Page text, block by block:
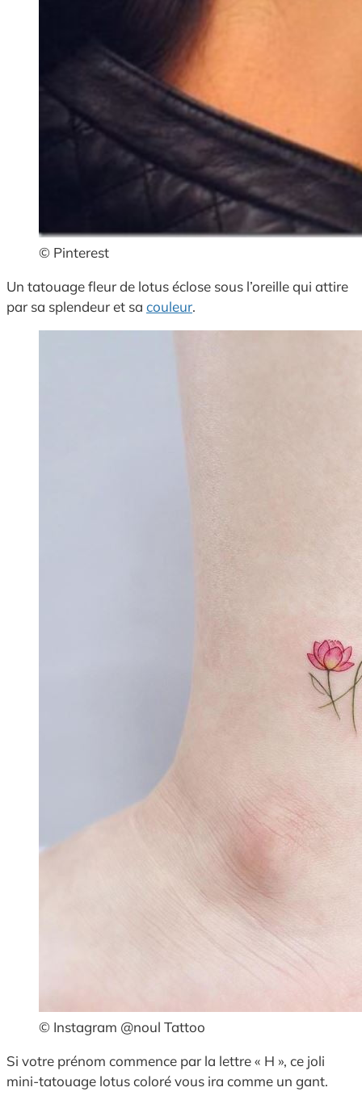
© Pinterest
Un tatouage fleur de lotus éclose sous l’oreille qui attire
par sa splendeur et sa couleur.
© Instagram @noul Tattoo
Si votre prénom commence par la lettre « H », ce joli
mini-tatouage lotus coloré vous ira comme un gant.